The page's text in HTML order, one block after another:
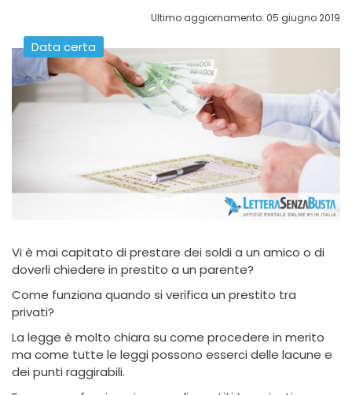
Ultimo aggiornamento: 05 giugno 2019
Data certa
Vi è mai capitato di prestare dei soldi a un amico o di
doverli chiedere in prestito a un parente?
Come funziona quando si verifica un prestito tra
privati?
La legge è molto chiara su come procedere in merito
ma come tutte le leggi possono esserci delle lacune e
dei punti raggirabili.